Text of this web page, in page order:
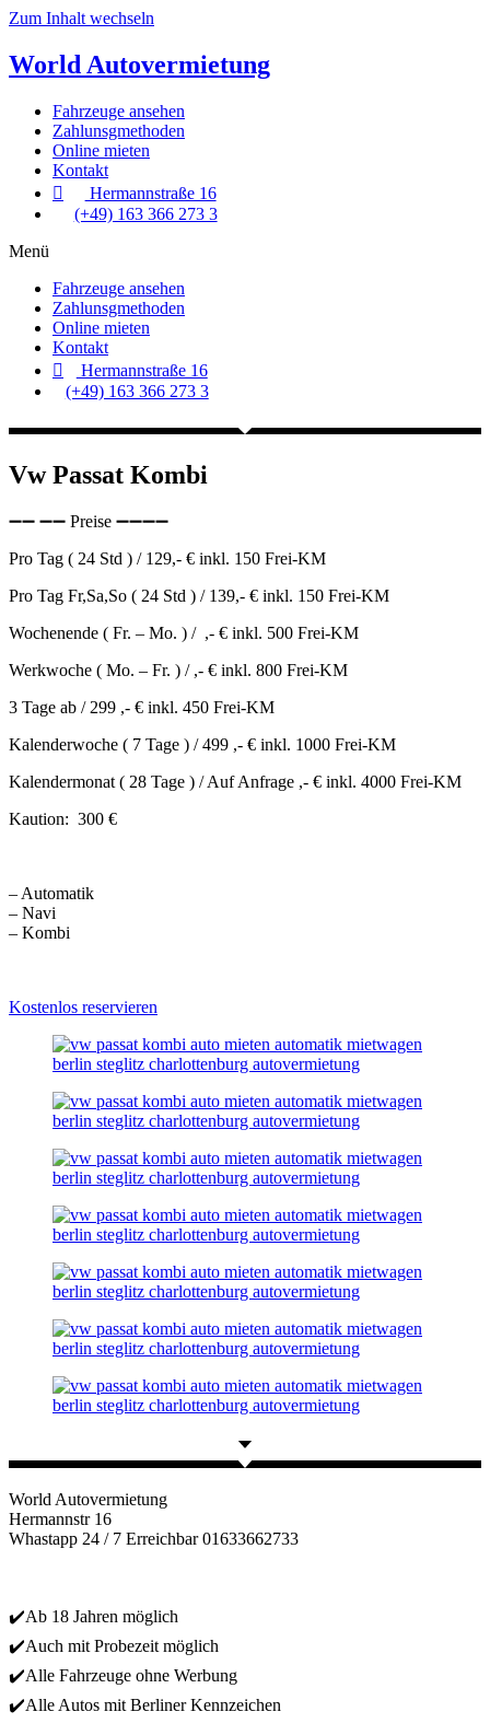
Zum Inhalt wechseln
World Autovermietung
Fahrzeuge ansehen
Zahlunsgmethoden
Online mieten
Kontakt
Hermannstraße 16
(+49) 163 366 273 3
Menü
Fahrzeuge ansehen
Zahlunsgmethoden
Online mieten
Kontakt
Hermannstraße 16
(+49) 163 366 273 3
Vw Passat Kombi
➖➖ ➖➖ Preise ➖➖➖➖
Pro Tag ( 24 Std ) / 129,- € inkl. 150 Frei-KM
Pro Tag Fr,Sa,So ( 24 Std ) / 139,- € inkl. 150 Frei-KM
Wochenende ( Fr. – Mo. ) / ,- € inkl. 500 Frei-KM
Werkwoche ( Mo. – Fr. ) / ,- € inkl. 800 Frei-KM
3 Tage ab / 299 ,- € inkl. 450 Frei-KM
Kalenderwoche ( 7 Tage ) / 499 ,- € inkl. 1000 Frei-KM
Kalendermonat ( 28 Tage ) / Auf Anfrage ,- € inkl. 4000 Frei-KM
Kaution: 300 €
– Automatik
– Navi
– Kombi
Kostenlos reservieren
World Autovermietung
Hermannstr 16
Whastapp 24 / 7 Erreichbar 01633662733
✔️Ab 18 Jahren möglich
✔️Auch mit Probezeit möglich
✔️Alle Fahrzeuge ohne Werbung
✔️Alle Autos mit Berliner Kennzeichen